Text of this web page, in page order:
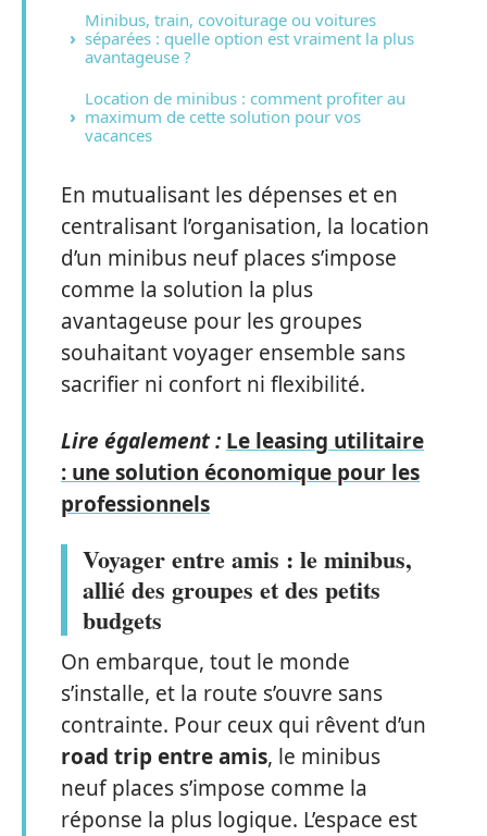
Minibus, train, covoiturage ou voitures
séparées : quelle option est vraiment la plus
avantageuse ?
Location de minibus : comment profiter au
maximum de cette solution pour vos
vacances
En mutualisant les dépenses et en
centralisant l’organisation, la location
d’un minibus neuf places s’impose
comme la solution la plus
avantageuse pour les groupes
souhaitant voyager ensemble sans
sacrifier ni confort ni flexibilité.
Lire également : Le leasing utilitaire
: une solution économique pour les
professionnels
Voyager entre amis : le minibus,
allié des groupes et des petits
budgets
On embarque, tout le monde
s’installe, et la route s’ouvre sans
contrainte. Pour ceux qui rêvent d’un
road trip entre amis, le minibus
neuf places s’impose comme la
réponse la plus logique. L’espace est